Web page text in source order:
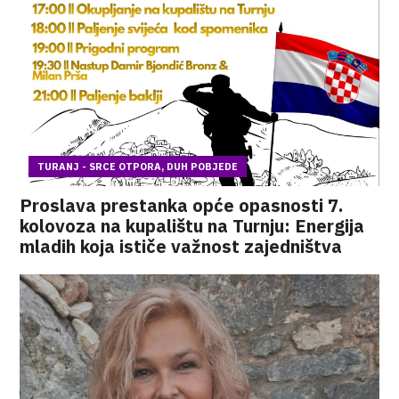
TURANJ - SRCE OTPORA, DUH POBJEDE
Proslava prestanka opće opasnosti 7.
kolovoza na kupalištu na Turnju: Energija
mladih koja ističe važnost zajedništva